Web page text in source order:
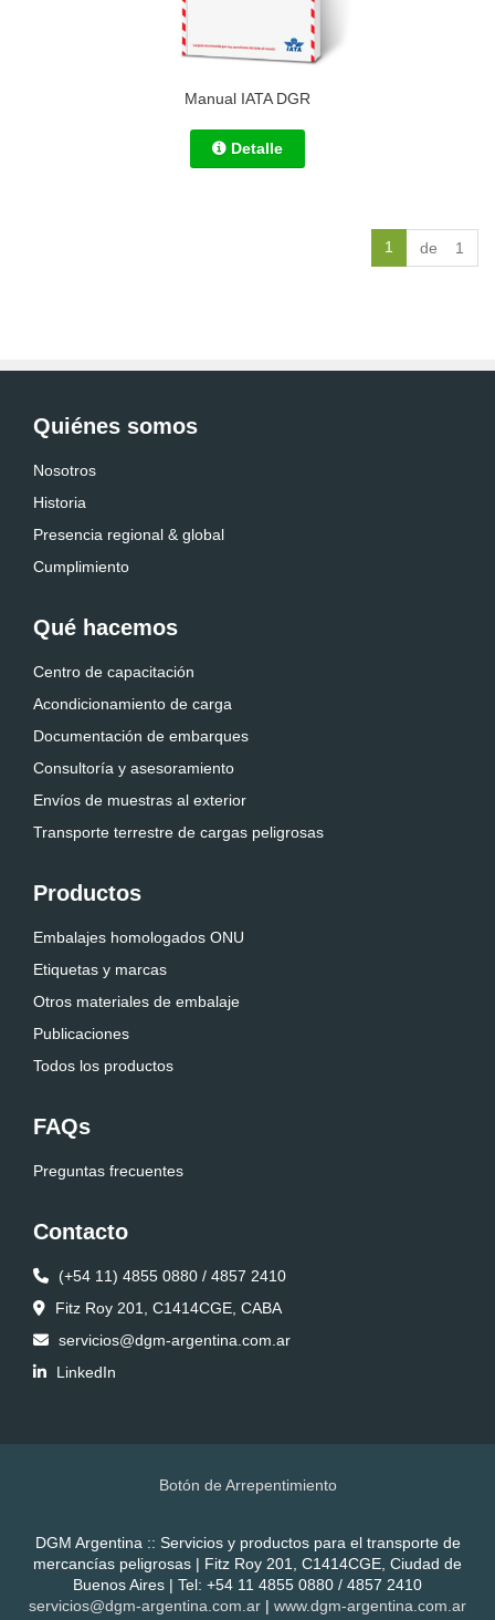
Manual IATA DGR
Detalle
1 de 1
Quiénes somos
Nosotros
Historia
Presencia regional & global
Cumplimiento
Qué hacemos
Centro de capacitación
Acondicionamiento de carga
Documentación de embarques
Consultoría y asesoramiento
Envíos de muestras al exterior
Transporte terrestre de cargas peligrosas
Productos
Embalajes homologados ONU
Etiquetas y marcas
Otros materiales de embalaje
Publicaciones
Todos los productos
FAQs
Preguntas frecuentes
Contacto
(+54 11) 4855 0880 / 4857 2410
Fitz Roy 201, C1414CGE, CABA
servicios@dgm-argentina.com.ar
LinkedIn
Botón de Arrepentimiento
DGM Argentina :: Servicios y productos para el transporte de
mercancías peligrosas | Fitz Roy 201, C1414CGE, Ciudad de
Buenos Aires | Tel: +54 11 4855 0880 / 4857 2410
servicios@dgm-argentina.com.ar | www.dgm-argentina.com.ar